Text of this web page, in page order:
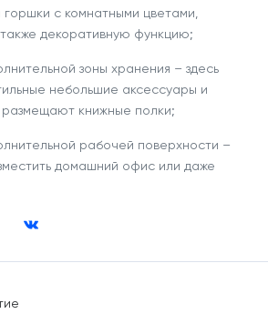
с комнатными цветами,
декоративную функцию;
зоны хранения – здесь
небольшие аксессуары и
книжные полки;
рабочей поверхности –
домашний офис или даже